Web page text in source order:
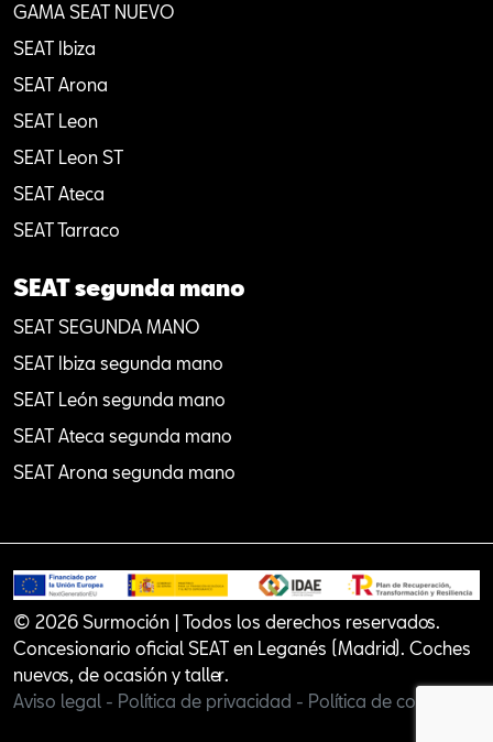
GAMA SEAT NUEVO
SEAT Ibiza
SEAT Arona
SEAT Leon
SEAT Leon ST
SEAT Ateca
SEAT Tarraco
SEAT segunda mano
SEAT SEGUNDA MANO
SEAT Ibiza segunda mano
SEAT León segunda mano
SEAT Ateca segunda mano
SEAT Arona segunda mano
© 2026 Surmoción | Todos los derechos reservados.
Concesionario oficial SEAT en Leganés (Madrid). Coches
nuevos, de ocasión y taller.
Aviso legal - Política de privacidad - Política de cookies